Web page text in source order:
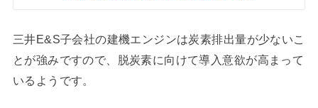
三井E&S子会社の建機エンジンは炭素排出量が少ないこ
とが強みですので、脱炭素に向けて導入意欲が高まって
いるようです。